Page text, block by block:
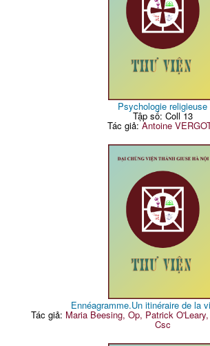
Psychologie religieuse
Tập số: Coll 13
Tác giả:Antoine
Ennéagramme.Un itinéraire de la
Tác giả: Maria Beesing, Op, Patrick
Csc